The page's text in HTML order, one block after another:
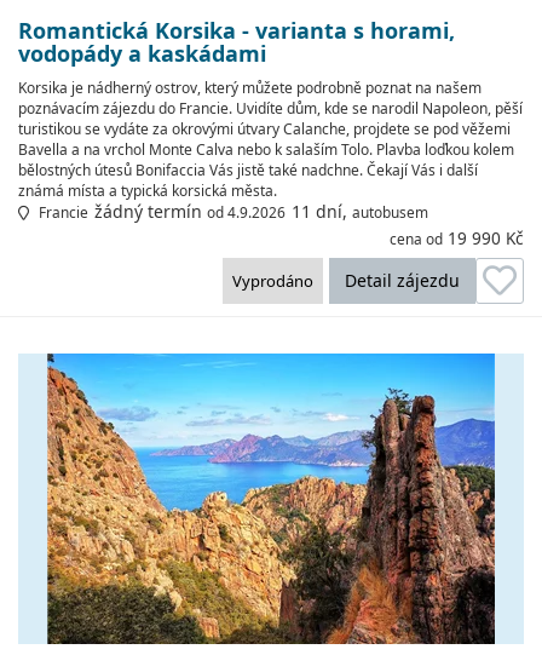
Romantická Korsika - varianta s horami,
vodopády a kaskádami
Korsika je nádherný ostrov, který můžete podrobně poznat na našem
poznávacím zájezdu do Francie. Uvidíte dům, kde se narodil Napoleon, pěší
turistikou se vydáte za okrovými útvary Calanche, projdete se pod věžemi
Bavella a na vrchol Monte Calva nebo k salaším Tolo. Plavba loďkou kolem
bělostných útesů Bonifaccia Vás jistě také nadchne. Čekají Vás i další
známá místa a typická korsická města.
Francie žádný termín od 4.9.2026 11 dní, autobusem
cena od 19 990 Kč
Detail zájezdu
Vyprodáno